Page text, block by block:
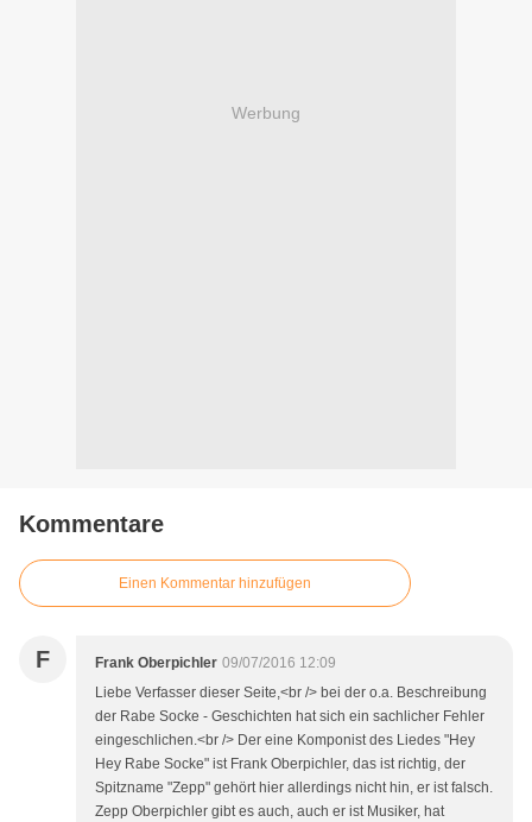
Werbung
Kommentare
Einen Kommentar hinzufügen
F Frank Oberpichler 09/07/2016 12:09
Liebe Verfasser dieser Seite,<br /> bei der o.a. Beschreibung
der Rabe Socke - Geschichten hat sich ein sachlicher Fehler
eingeschlichen.<br /> Der eine Komponist des Liedes "Hey
Hey Rabe Socke" ist Frank Oberpichler, das ist richtig, der
Spitzname "Zepp" gehört hier allerdings nicht hin, er ist falsch.
Zepp Oberpichler gibt es auch, auch er ist Musiker, hat